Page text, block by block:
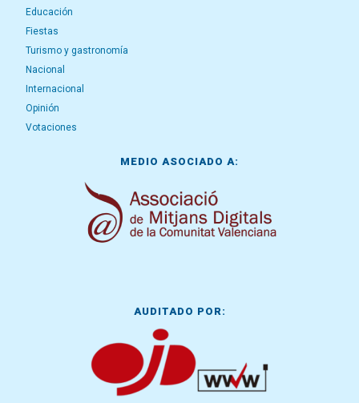
Educación
Fiestas
Turismo y gastronomía
Nacional
Internacional
Opinión
Votaciones
MEDIO ASOCIADO A:
AUDITADO POR: